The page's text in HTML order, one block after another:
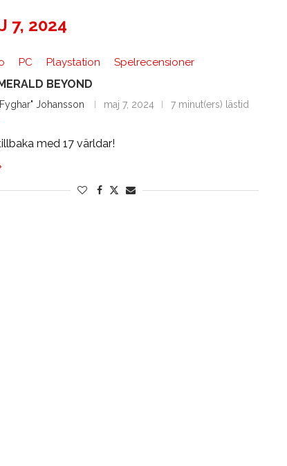
7, 2024
PC Playstation Spelrecensioner
BEYOND
Johansson maj 7, 2024 7 minut(ers) lästid
med 17 världar!